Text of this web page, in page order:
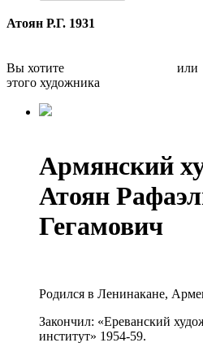
Атоян Р.Г. 1931
Вы хотите или
этого художника
Армянский
Атоян
Гегамович
Родился в Ленинакане,
Закончил: «Ереванский
институт» 1954-59.